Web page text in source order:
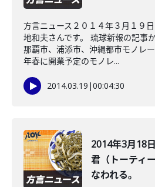
方言ニュース２０１４年３月１９
地和夫さんです。 琉球新報の記事
那覇市、浦添市、沖縄都市モノレ
年春に開業予定のモノレ...
2014.03.19 |00:04:30
2014年3月
君（トーティ
なわれる。